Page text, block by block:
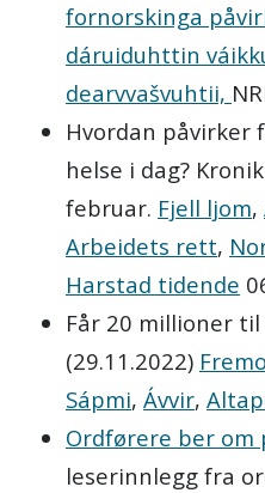
fornorskinga
dáruiduhttin
dearvvašvuhtii,
Hvordan påvirker
helse i dag?
februar. Fjell ljom,
Arbeidets rett,
Harstad tidende
Får 20 millioner
(29.11.2022)
Sápmi, Ávvir,
Ordførere ber om
leserinnlegg fra